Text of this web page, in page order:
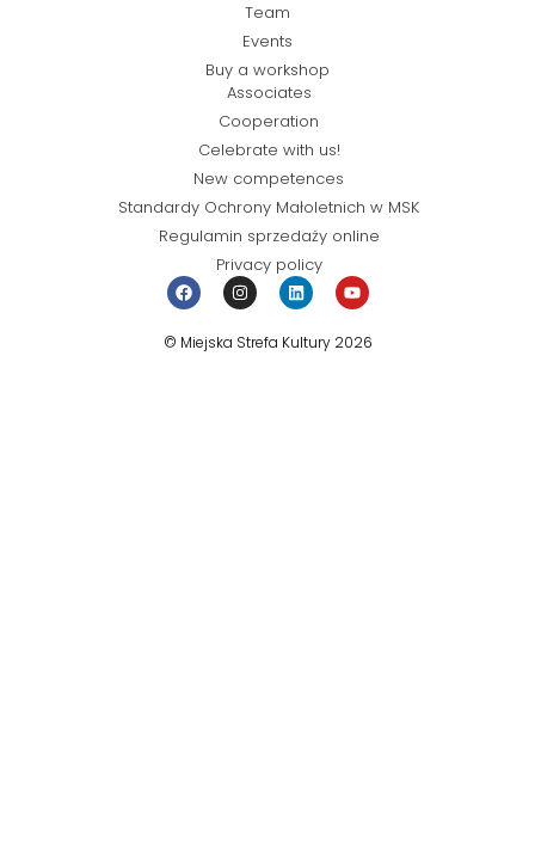
Team
Events
Buy a workshop
Associates
Cooperation
Celebrate with us!
New competences
Standardy Ochrony Małoletnich w MSK
Regulamin sprzedaży online
Privacy policy
© Miejska Strefa Kultury 2026